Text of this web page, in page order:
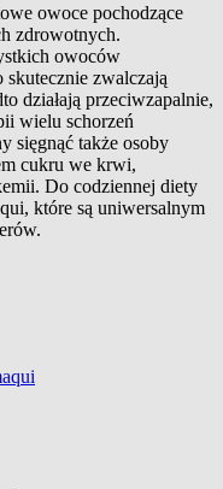
owoce pochodzące
zdrowotnych.
owoców
skutecznie zwalczają
działają przeciwzapalnie,
wielu schorzeń
sięgnąć także osoby
cukru we krwi,
Do codziennej diety
które są uniwersalnym